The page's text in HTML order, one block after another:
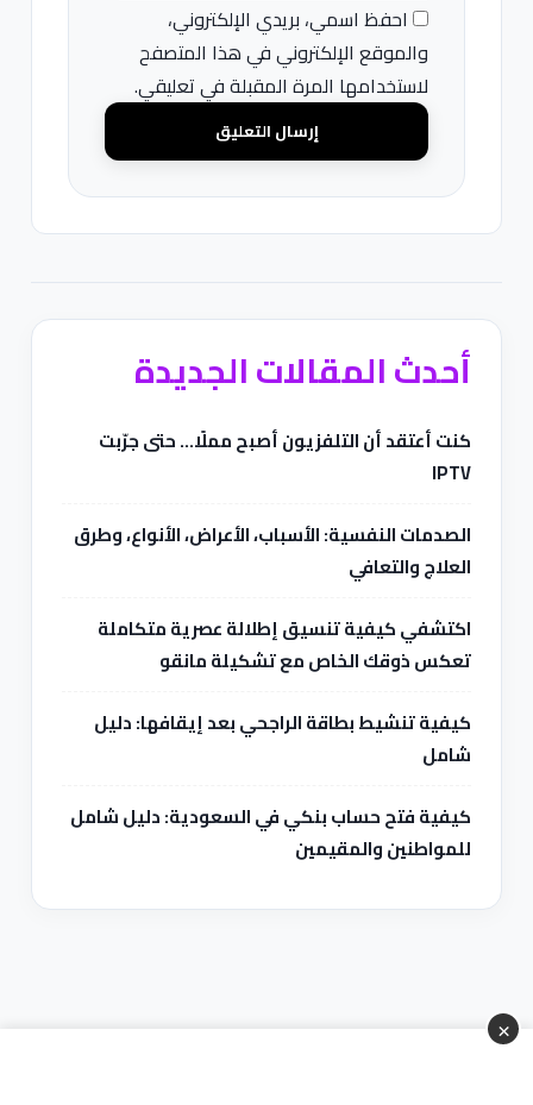
احفظ اسمي، بريدي الإلكتروني،
والموقع الإلكتروني في هذا المتصفح
لاستخدامها المرة المقبلة في تعليقي.
أحدث المقالات الجديدة
كنت أعتقد أن التلفزيون أصبح مملًا… حتى جرّبت
IPTV
الصدمات النفسية: الأسباب، الأعراض، الأنواع، وطرق
العلاج والتعافي
اكتشفي كيفية تنسيق إطلالة عصرية متكاملة
تعكس ذوقك الخاص مع تشكيلة مانقو
كيفية تنشيط بطاقة الراجحي بعد إيقافها: دليل
شامل
كيفية فتح حساب بنكي في السعودية: دليل شامل
للمواطنين والمقيمين
×